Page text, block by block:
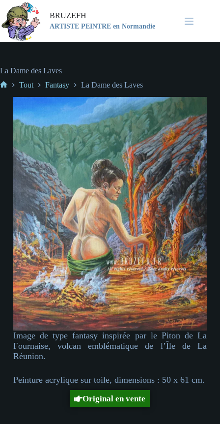
BRUZEFH
ARTISTE PEINTRE en Normandie
La Dame des Laves
Tout
Fantasy La Dame des Laves
Image de type fantasy inspirée par le Piton de La
Fournaise, volcan emblématique de l’Île de La
Réunion.
Peinture acrylique sur toile, dimensions : 50 x 61 cm.
Original en vente